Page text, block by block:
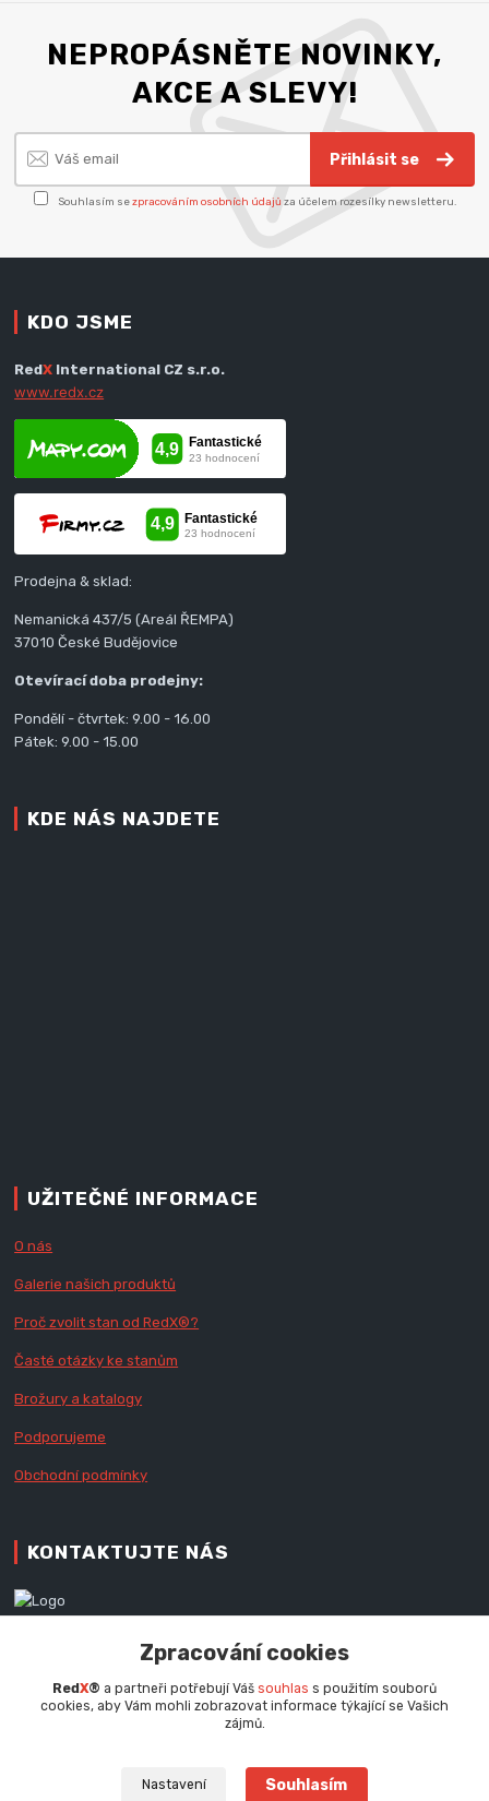
NEPROPÁSNĚTE NOVINKY,
AKCE A SLEVY!
Přihlásit se
Souhlasím sezpracováním osobních údajů za účelem rozesílky newsletteru.
KDO JSME
RedX International CZ s.r.o.
www.redx.cz
Prodejna & sklad:
Nemanická 437/5 (Areál ŘEMPA)
37010 České Budějovice
Otevírací doba prodejny:
Pondělí - čtvrtek: 9.00 - 16.00
Pátek: 9.00 - 15.00
KDE NÁS NAJDETE
UŽITEČNÉ INFORMACE
O nás
Galerie našich produktů
Proč zvolit stan od RedX®?
Časté otázky ke stanům
Brožury a katalogy
Podporujeme
Obchodní podmínky
KONTAKTUJTE NÁS
+420 777 979 111
info@redx.cz
Zpracování cookies
Red X® a partneři potřebují Váš souhlas s použitím souborů
cookies, aby Vám mohli zobrazovat informace týkající se Vašich
zájmů.
Nastavení Souhlasím